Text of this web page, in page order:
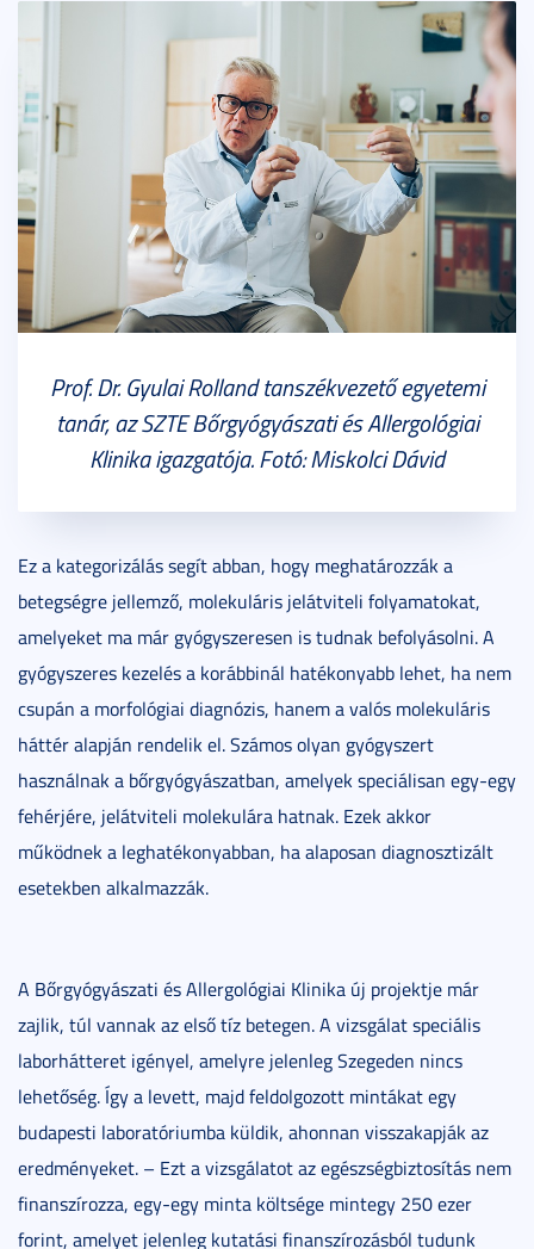
Prof. Dr. Gyulai Rolland tanszékvezető egyetemi
tanár, az SZTE Bőrgyógyászati és Allergológiai
Klinika igazgatója. Fotó: Miskolci Dávid
Ez a kategorizálás segít abban, hogy meghatározzák a
betegségre jellemző, molekuláris jelátviteli folyamatokat,
amelyeket ma már gyógyszeresen is tudnak befolyásolni. A
gyógyszeres kezelés a korábbinál hatékonyabb lehet, ha nem
csupán a morfológiai diagnózis, hanem a valós molekuláris
háttér alapján rendelik el. Számos olyan gyógyszert
használnak a bőrgyógyászatban, amelyek speciálisan egy-egy
fehérjére, jelátviteli molekulára hatnak. Ezek akkor
működnek a leghatékonyabban, ha alaposan diagnosztizált
esetekben alkalmazzák.
A Bőrgyógyászati és Allergológiai Klinika új projektje már
zajlik, túl vannak az első tíz betegen. A vizsgálat speciális
laborhátteret igényel, amelyre jelenleg Szegeden nincs
lehetőség. Így a levett, majd feldolgozott mintákat egy
budapesti laboratóriumba küldik, ahonnan visszakapják az
eredményeket. – Ezt a vizsgálatot az egészségbiztosítás nem
finanszírozza, egy-egy minta költsége mintegy 250 ezer
forint, amelyet jelenleg kutatási finanszírozásból tudunk